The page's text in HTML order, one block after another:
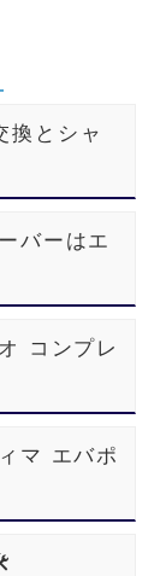
換とシャ
バーはエ
コンプレ
マ エバポ